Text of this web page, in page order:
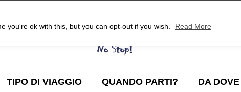
you're ok with this, but you can opt-out if you wish. Read More
TIPO DI VIAGGIO QUANDO PARTI? DA